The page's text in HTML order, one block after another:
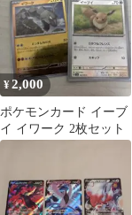
¥2,000
ポケモンカード イーブ
イ イワーク 2枚セット